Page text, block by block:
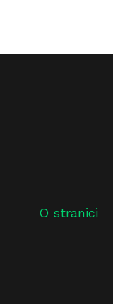
O stranici